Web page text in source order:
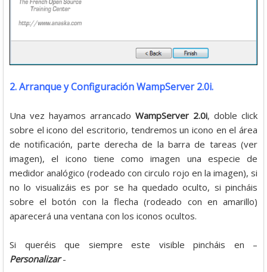
2. Arranque y Configuración WampServer 2.0i.
Una vez hayamos arrancado WampServer 2.0i, doble click
sobre el icono del escritorio, tendremos un icono en el área
de notificación, parte derecha de la barra de tareas (ver
imagen), el icono tiene como imagen una especie de
medidor analógico (rodeado con circulo rojo en la imagen), si
no lo visualizáis es por se ha quedado oculto, si pincháis
sobre el botón con la flecha (rodeado con en amarillo)
aparecerá una ventana con los iconos ocultos.
Si queréis que siempre este visible pincháis en –
Personalizar-